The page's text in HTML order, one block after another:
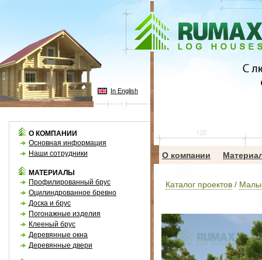
In English
О КОМПАНИИ
Основная информация
Наши сотрудники
МАТЕРИАЛЫ
Профилированный брус
Оцилиндрованное бревно
Доска и брус
Погонажные изделия
Клееный брус
Деревянные окна
Деревянные двери
О компании
Каталог проектов /